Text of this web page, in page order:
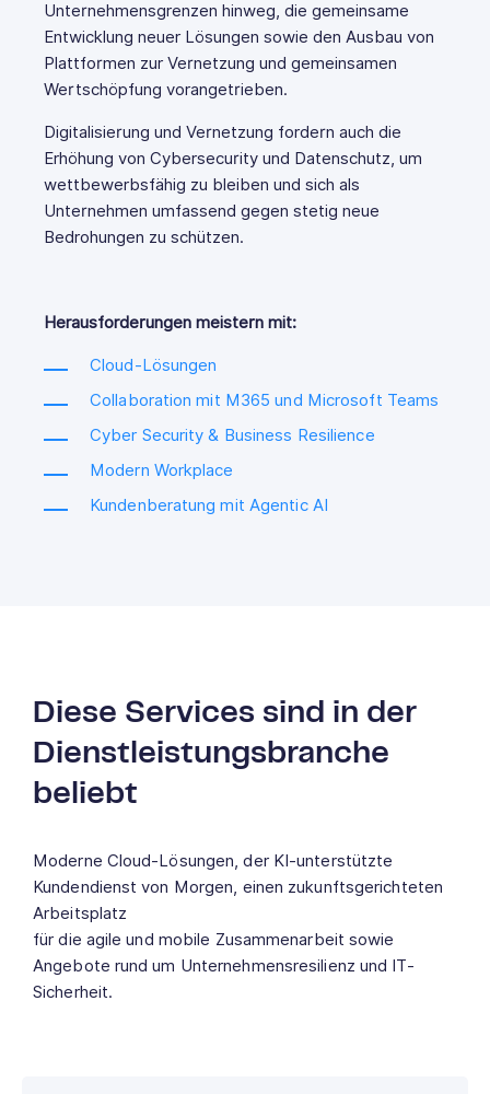
Unternehmensgrenzen hinweg, die gemeinsame
Entwicklung neuer Lösungen sowie den Ausbau von
Plattformen zur Vernetzung und gemeinsamen
Wertschöpfung vorangetrieben.
Digitalisierung und Vernetzung fordern auch die
Erhöhung von Cybersecurity und Datenschutz, um
wettbewerbsfähig zu bleiben und sich als
Unternehmen umfassend gegen stetig neue
Bedrohungen zu schützen.
Herausforderungen meistern mit:
Cloud-Lösungen
Collaboration mit M365 und Microsoft Teams
Cyber Security & Business Resilience
Modern Workplace
Kundenberatung mit Agentic AI
Diese Services sind in der
Dienstleistungsbranche
beliebt
Moderne Cloud-Lösungen, der KI-unterstützte
Kundendienst von Morgen, einen zukunftsgerichteten
Arbeitsplatz
für die agile und mobile Zusammenarbeit sowie
Angebote rund um Unternehmensresilienz und IT-
Sicherheit.